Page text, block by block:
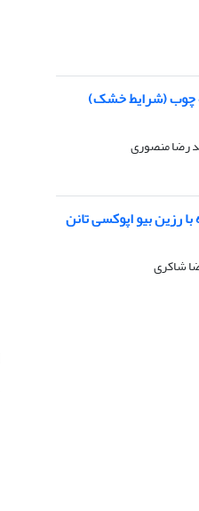
چوب (شرایط خشک)
رضا منصوری
رزین بیو اپوکسی تانن
شاکری